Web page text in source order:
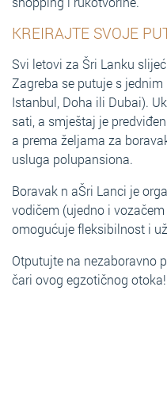
KREIRAJTE SVOJE
Svi letovi za Šri Lanku
Zagreba se putuje s
Istanbul, Doha ili Dubai).
sati, a smještaj je
a prema željama za
usluga polupansiona.
Boravak n aŠri Lanci je
vodičem (ujedno i
omogućuje fleksibilnost i
Otputujte na nezaboravno
čari ovog egzotičnog otoka!